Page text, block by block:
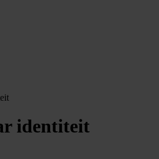
identiteit